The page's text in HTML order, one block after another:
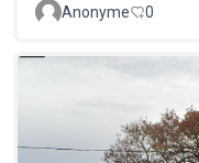
Anonyme 0